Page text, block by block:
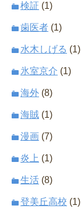
検証 (1)
歯医者 (1)
水木しげる (1)
氷室京介 (1)
海外 (8)
海賊 (1)
漫画 (7)
炎上 (1)
生活 (8)
登美丘高校 (1)